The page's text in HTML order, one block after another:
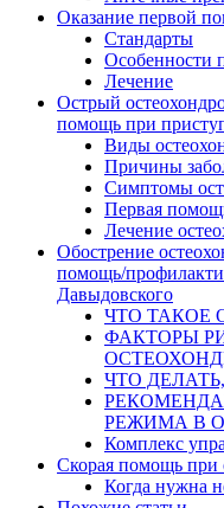
Оказание первой
Стандарты
Особенности
Лечение
Острый
помощь при
Виды
Причины
Симптомы
Первая
Лечение
Обострение
помощь/
Давыдовского
ЧТО ТАКОЕ
ФАКТОРЫ
ЧТО
РЕЖИМА В
Комплекс
Скорая помощь при
Когда нужна